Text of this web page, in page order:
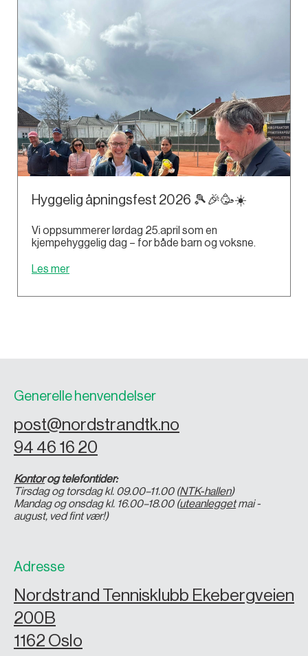
Hyggelig åpningsfest 2026 🎾🎉🥳☀️
Vi oppsummerer lørdag 25.april som en
kjempehyggelig dag – for både barn og voksne.
Les mer
Generelle henvendelser
post@nordstrandtk.no
94 46 16 20
Kontorog telefontider:
Tirsdag og torsdag kl. 09.00–11.00 (NTK-hallen)
Mandag og onsdag kl. 16.00–18.00 (uteanleggetmai -
august, ved fint vær!)
Adresse
Nordstrand Tennisklubb Ekebergveien
200B
1162 Oslo